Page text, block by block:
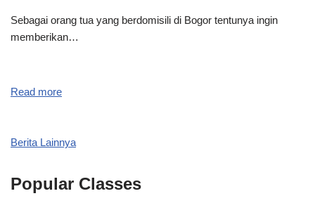
Sebagai orang tua yang berdomisili di Bogor tentunya ingin
memberikan…
Read more
Berita Lainnya
Popular Classes